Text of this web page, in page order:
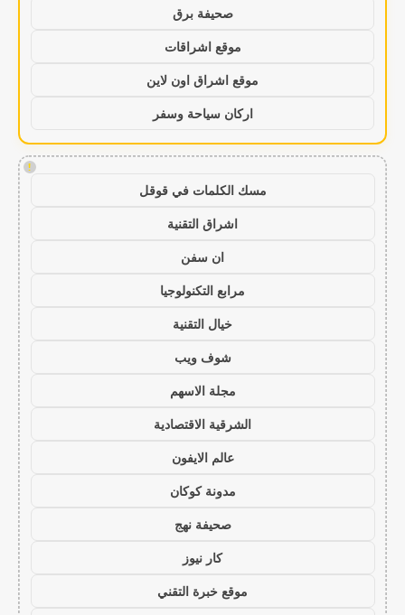
صحيفة برق
موقع اشراقات
موقع اشراق اون لاين
اركان سياحة وسفر
!
مسك الكلمات في قوقل
اشراق التقنية
ان سفن
مرابع التكنولوجيا
خيال التقنية
شوف ويب
مجلة الاسهم
الشرقية الاقتصادية
عالم الايفون
مدونة كوكان
صحيفة نهج
كار نيوز
موقع خبرة التقني